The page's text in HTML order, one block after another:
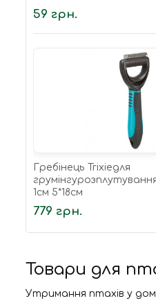
59 грн.
Гребінець Trixieдля
1см 5*18см
779 грн.
Товари для
Утримання птахів у